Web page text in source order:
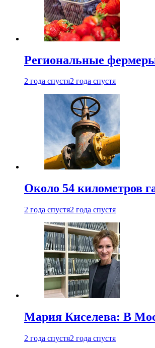
Региональные
2 года спустя2 года спустя
Около 54 километров
2 года спустя2 года спустя
Мария Киселева: В
2 года спустя2 года спустя